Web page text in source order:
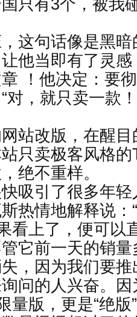
只有3个，被我
这句话像是黑
他当即有了灵
！他决定：要
对，就只卖一款
站改版，在醒
只卖极客风格
绝不重样。
吸引了很多年
热情地解释说：
看上了，便可以
它前一天的销
，因为我们要推
问的人兴奋。
量版，更是“绝版